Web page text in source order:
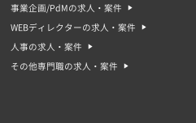
事業企画/PdMの求人・案件
WEBディレクターの求人・案件
人事の求人・案件
その他専門職の求人・案件